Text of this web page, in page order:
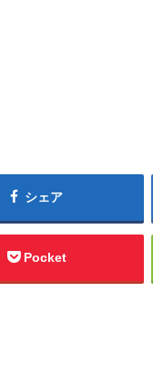
シェア
Pocket